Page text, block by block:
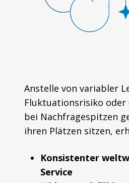
Anstelle von variabler
Fluktuationsrisiko oder
bei Nachfragespitzen
ihren Plätzen sitzen,
Konsistenter
Service